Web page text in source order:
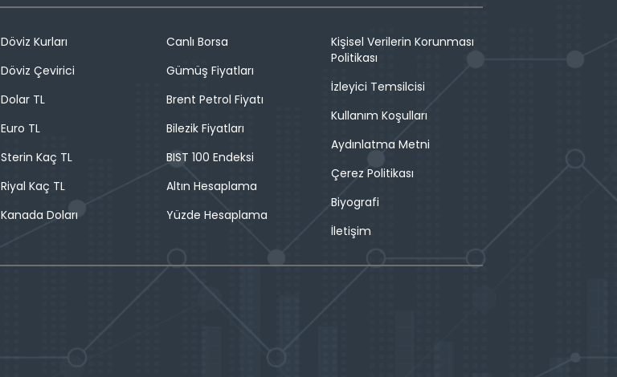
Döviz Kurları
Döviz Çevirici
Dolar TL
Euro TL
Sterin Kaç TL
Riyal Kaç TL
Kanada Doları
Canlı Borsa
Gümüş Fiyatları
Brent Petrol Fiyatı
Bilezik Fiyatları
BIST 100 Endeksi
Altın Hesaplama
Yüzde Hesaplama
Kişisel Verilerin Korunması
Politikası
İzleyici Temsilcisi
Kullanım Koşulları
Aydınlatma Metni
Çerez Politikası
Biyografi
İletişim